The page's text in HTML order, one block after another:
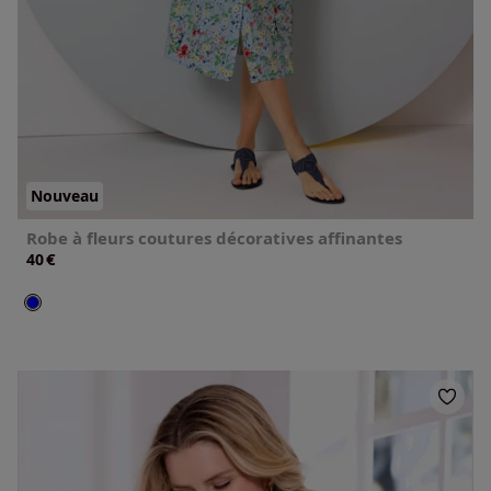
Nouveau
Robe à fleurs coutures décoratives affinantes
40€